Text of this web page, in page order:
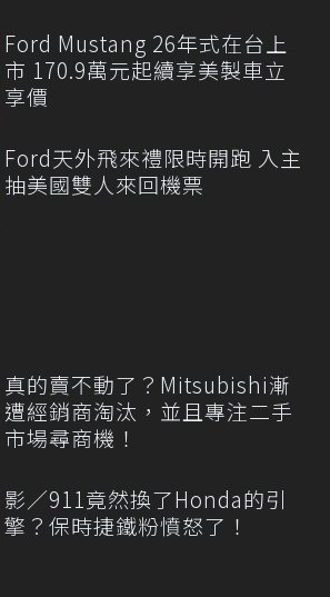
Ford Mustang 26年式在台上
市 170.9萬元起續享美製車立
享價
Ford天外飛來禮限時開跑 入主
抽美國雙人來回機票
真的賣不動了？Mitsubishi漸
遭經銷商淘汰，並且專注二手
市場尋商機！
影／911竟然換了Honda的引
擎？保時捷鐵粉憤怒了！